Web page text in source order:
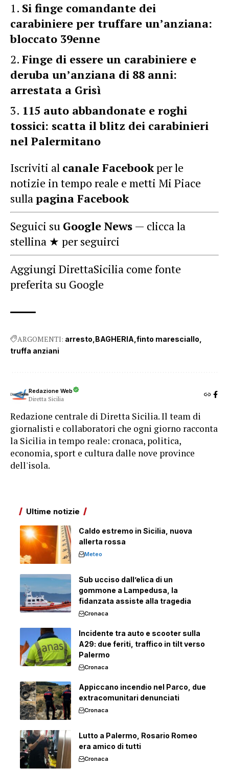
Si finge comandante dei
carabiniere per truffare un’anziana:
bloccato 39enne
Finge di essere un carabiniere e
deruba un’anziana di 88 anni:
arrestata a Grisì
115 auto abbandonate e roghi
tossici: scatta il blitz dei carabinieri
nel Palermitano
Iscriviti al canale Facebookper le
notizie in tempo reale e metti Mi Piace
sullapagina Facebook
Seguici su Google News — clicca la
stellina ★ per seguirci
Aggiungi DirettaSicilia come fonte
preferita su Google
ARGOMENTI: arresto BAGHERIA finto maresciallo
truffa anziani
Redazione Web
Diretta Sicilia
Redazione centrale di Diretta Sicilia. Il team di
giornalisti e collaboratori che ogni giorno racconta
la Sicilia in tempo reale: cronaca, politica,
economia, sport e cultura dalle nove province
dell'isola.
Ultime notizie
Caldo estremo in Sicilia, nuova
allerta rossa
Meteo
Sub ucciso dall’elica di un
gommone a Lampedusa, la
fidanzata assiste alla tragedia
Cronaca
Incidente tra auto e scooter sulla
A29: due feriti, traffico in tilt verso
Palermo
Cronaca
Appiccano incendio nel Parco, due
extracomunitari denunciati
Cronaca
Lutto a Palermo, Rosario Romeo
era amico di tutti
Cronaca